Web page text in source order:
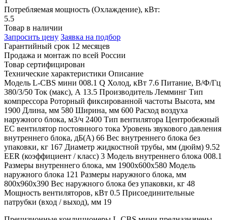
Потребляемая мощность (Охлаждение), кВт:
5.5
Товар в наличии
Запросить цену Заявка на подбор
Гарантийный срок 12 месяцев
Продажа и монтаж по всей России
Товар сертифицирован
Технические характеристики Описание
Модель L-CBS мини 008.1 Q Холод, кВт 7.6 Питание, В/Ф/Гц
380/3/50 Ток (макс), А 13.5 Производитель Лемминг Тип
компрессора Роторный фиксированной частоты Высота, мм
1900 Длина, мм 580 Ширина, мм 600 Расход воздуха
наружного блока, м3/ч 2400 Тип вентилятора Центробежный
EC вентилятор постоянного тока Уровень звукового давления
внутреннего блока, дБ(А) 66 Вес внутреннего блока без
упаковки, кг 167 Диаметр жидкостной трубы, мм (дюйм) 9.52
EER (коэффициент / класс) 3 Модель внутреннего блока 008.1
Размеры внутреннего блока, мм 1900х600х580 Модель
наружного блока 121 Размеры наружного блока, мм
800х960х390 Вес наружного блока без упаковки, кг 48
Мощность вентиляторов, кВт 0.5 Присоединительные
патрубки (вход / выход), мм 19